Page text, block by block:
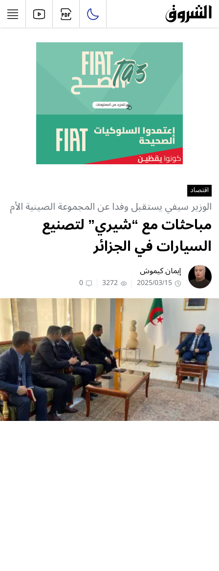
اقتصاد
الوزير سيفي يستقبل وفدا عن المجموعة الصينية الأم
مباحثات مع “شيري” لتصنيع
السيارات في الجزائر
إيمان كيموش
2025/03/15
3272
0